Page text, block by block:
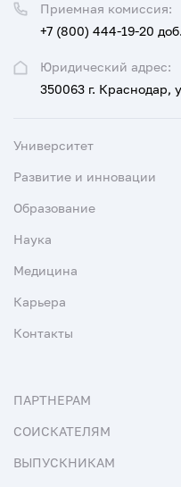
Юридический адрес:
350063 г. Краснодар,
Приемная комиссия:
+7 (800) 444-19-20
Университет
Развитие и инновации
Образование
Наука
Медицина
Карьера
Контакты
ПАРТНЕРАМ
СОИСКАТЕЛЯМ
ВЫПУСКНИКАМ